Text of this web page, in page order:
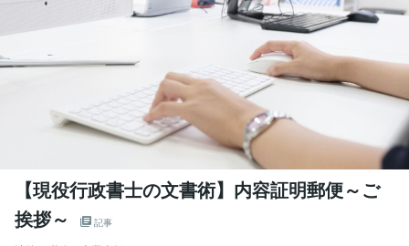
【現役行政書士の文書術】内容証明郵便～ご
挨拶～
記事